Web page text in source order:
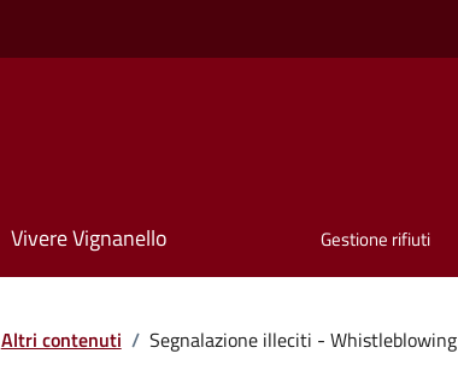
Vivere Vignanello Gestione rifiuti
Altri contenuti / Segnalazione illeciti - Whistleblowing